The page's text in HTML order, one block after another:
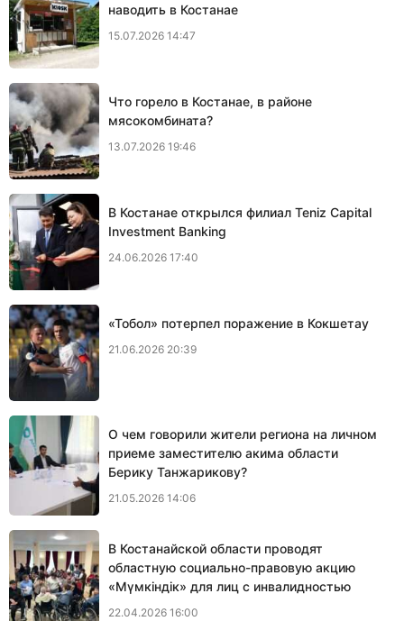
наводить в Костанае
15.07.2026 14:47
Что горело в Костанае, в районе
мясокомбината?
13.07.2026 19:46
В Костанае открылся филиал Teniz Capital
Investment Banking
24.06.2026 17:40
«Тобол» потерпел поражение в Кокшетау
21.06.2026 20:39
О чем говорили жители региона на личном
приеме заместителю акима области
Берику Танжарикову?
21.05.2026 14:06
В Костанайской области проводят
областную социально-правовую акцию
«Мүмкіндік» для лиц с инвалидностью
22.04.2026 16:00